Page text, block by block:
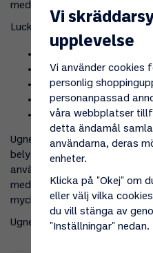
med glas.
Lucka med dubbelglas och
Mekanisk timer
Termostatstyrd
Grillelement
Ugnsbelysning
Ugnen har stor ugnsvolym på
belysning i ugnen är på 230
användas på 12 volt med
medföljer ej). Då gasol
mycket fukt vid tillagning i
Ugnen har standard
Vi
upplevelse
Vi använder cookies
personlig
personanpassad
våra webbplatser
detta ändamål
användarna, deras
enheter.
Klicka på "Okej" om
eller välj vilka
du vill stänga av
"Inställningar" nedan.